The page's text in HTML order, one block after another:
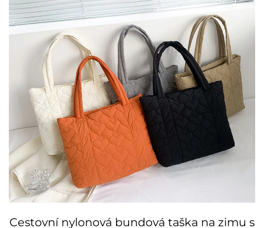
Cestovní nylonová bundová taška na zimu s